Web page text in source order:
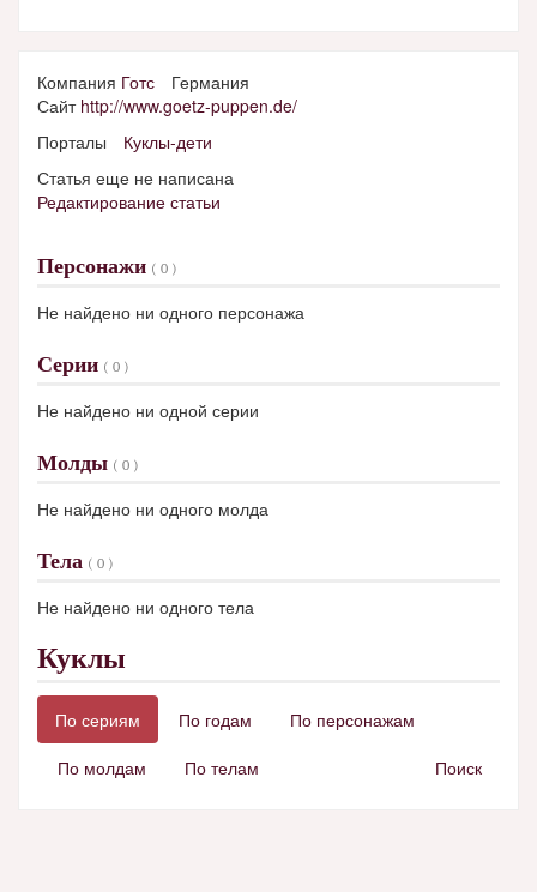
Компания Готс
Германия
Сайт http://www.goetz-puppen.de/
Порталы
Куклы-дети
Статья еще не написана
Редактирование статьи
Персонажи ( 0 )
Не найдено ни одного персонажа
Серии ( 0 )
Не найдено ни одной серии
Молды ( 0 )
Не найдено ни одного молда
Тела ( 0 )
Не найдено ни одного тела
Куклы
По сериям По годам
По персонажам
По молдам
По телам Поиск